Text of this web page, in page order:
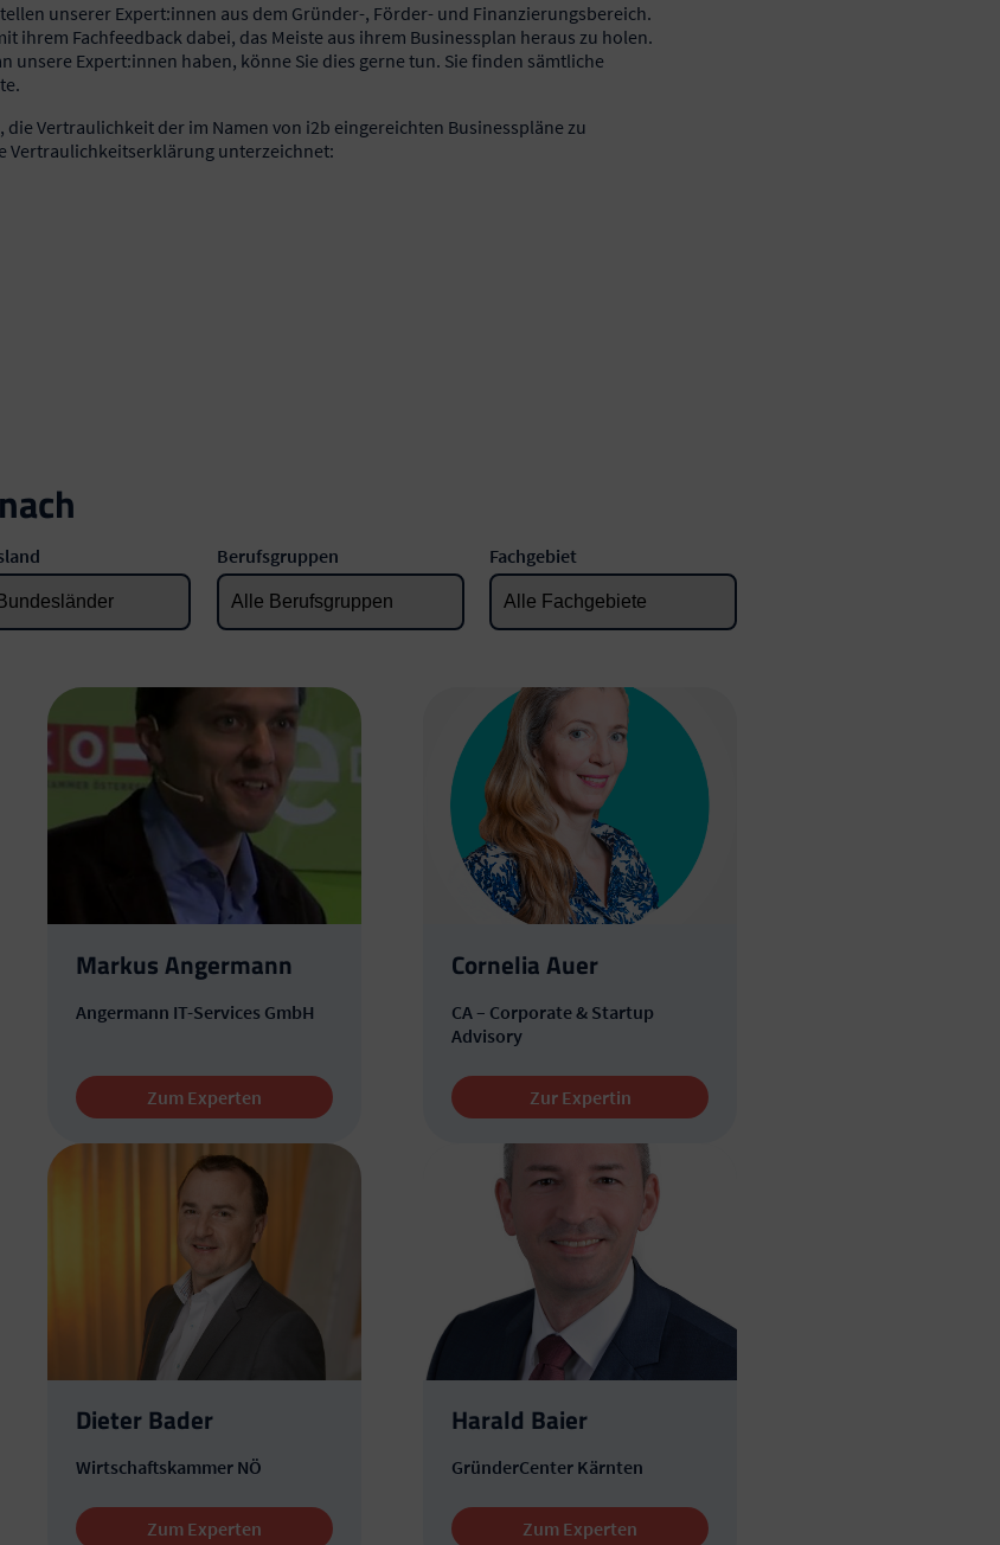
unserer Expert:innen aus dem Gründer-, Förder- und Finanzierungsbereich.
ihrem Fachfeedback dabei, das Meiste aus ihrem Businessplan heraus zu holen.
unsere Expert:innen haben, könne Sie dies gerne tun. Sie finden sämtliche
Vertraulichkeit der im Namen von i2b eingereichten Businesspläne zu
Vertraulichkeitserklärung unterzeichnet:
Berufsgruppen Fachgebiet
Markus Angermann
Angermann IT-Services GmbH
Zum Experten
Cornelia Auer
CA – Corporate & Startup
Advisory
Zur Expertin
Dieter Bader
Wirtschaftskammer NÖ
Zum Experten
Harald Baier
GründerCenter Kärnten
Zum Experten